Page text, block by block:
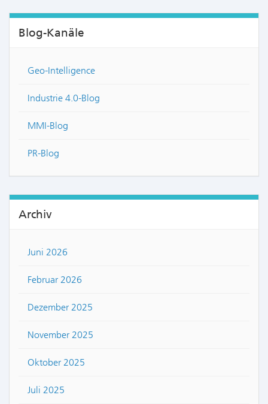
Blog-Kanäle
Geo-Intelligence
Industrie 4.0-Blog
MMI-Blog
PR-Blog
Archiv
Juni 2026
Februar 2026
Dezember 2025
November 2025
Oktober 2025
Juli 2025